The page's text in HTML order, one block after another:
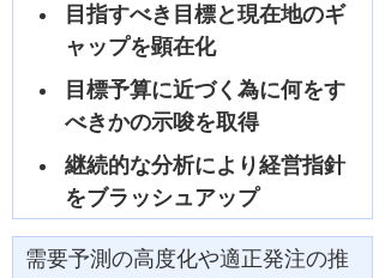
目指すべき目標と現在地のギ
ャップを顕在化
目標予算に近づく為に何をす
べきかの示唆を取得
継続的な分析により経営指針
をブラッシュアップ
需要予測の高度化や適正発注の推